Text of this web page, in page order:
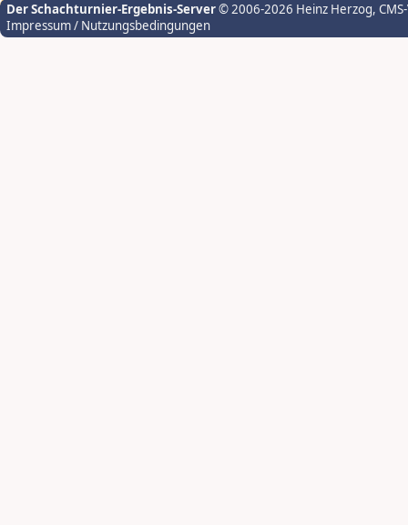
Der Schachturnier-Ergebnis-Server© 2006-2026 Heinz Herzog,
Impressum / Nutzungsbedingungen